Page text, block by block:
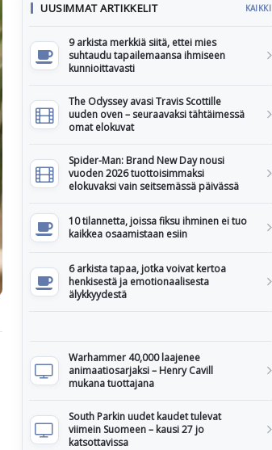
UUSIMMAT ARTIKKELIT KAIKKI
9 arkista merkkiä siitä, ettei mies
suhtaudu tapailemaansa ihmiseen
kunnioittavasti
The Odyssey avasi Travis Scottille
uuden oven – seuraavaksi tähtäimessä
omat elokuvat
Spider-Man: Brand New Day nousi
vuoden 2026 tuottoisimmaksi
elokuvaksi vain seitsemässä päivässä
10 tilannetta, joissa fiksu ihminen ei tuo
kaikkea osaamistaan esiin
6 arkista tapaa, jotka voivat kertoa
henkisestä ja emotionaalisesta
älykkyydestä
Warhammer 40,000 laajenee
animaatiosarjaksi – Henry Cavill
mukana tuottajana
South Parkin uudet kaudet tulevat
viimein Suomeen – kausi 27 jo
katsottavissa